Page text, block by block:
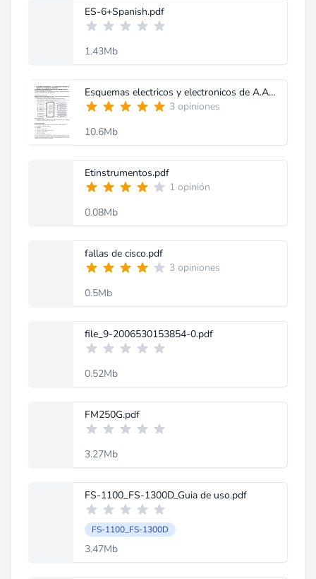
ES-6+Spanish.pdf
1.43Mb
Esquemas electricos y electronicos de A.AC.pdf
3 opiniones
10.6Mb
Etinstrumentos.pdf
1 opinión
0.08Mb
fallas de cisco.pdf
3 opiniones
0.5Mb
file_9-2006530153854-0.pdf
0.52Mb
FM250G.pdf
3.27Mb
FS-1100_FS-1300D_Guia de uso.pdf
FS-1100_FS-1300D
3.47Mb